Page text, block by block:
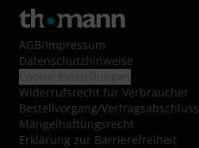
AGB/Impressum
Datenschutzhinweise
Widerrufsrecht für Verbraucher
Bestellvorgang/Vertragsabschluss
Mängelhaftungsrecht
Erklärung zur Barrierefreiheit